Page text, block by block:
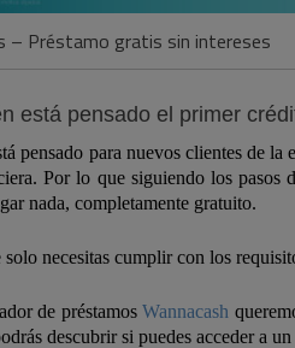
– Préstamo gratis sin intereses
está pensado el primer
pensado para nuevos clientes de
Por lo que siguiendo los pasos
nada, completamente gratuito.
solo necesitas cumplir con los
de préstamosWannacash
descubrir si puedes acceder a un